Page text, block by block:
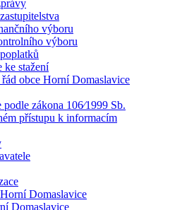
výboru
výboru
ke stažení
obce Horní Domaslavice
zákona 106⁄1999 Sb.
přístupu k informacím
Domaslavice
Domaslavice